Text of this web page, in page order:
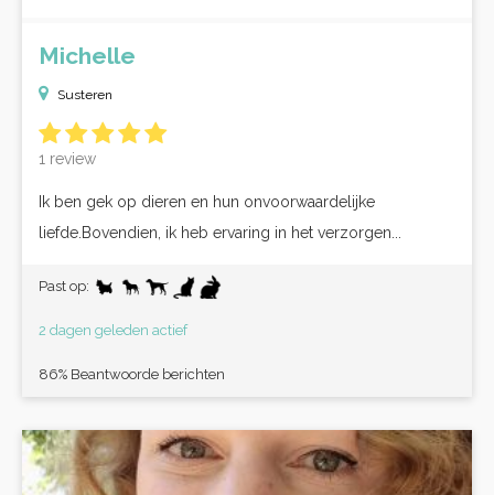
Michelle
Susteren
1 review
Ik ben gek op dieren en hun onvoorwaardelijke
liefde.Bovendien, ik heb ervaring in het verzorgen...
Past op:
2 dagen geleden actief
86% Beantwoorde berichten